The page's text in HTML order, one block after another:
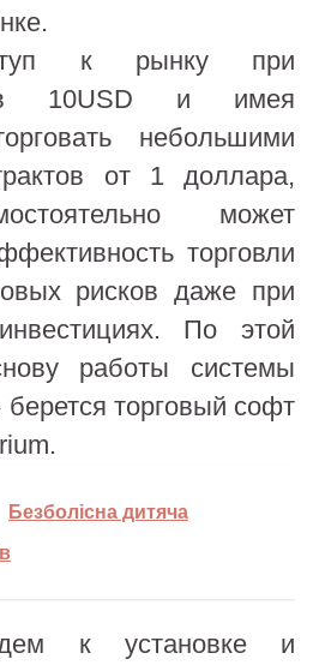
к рынку при
в 10USD и имея
небольшими
от 1 доллара,
может
торговли
рисков даже при
По этой
работы системы
торговый софт
Безболісна дитяча
к установке и